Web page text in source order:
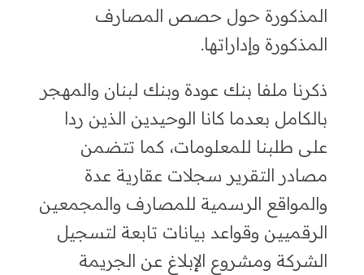
المذكورة حول حصص المصارف
المذكورة وإداراتها.
ذكرنا ملفا بنك عودة وبنك لبنان والمهجر
بالكامل بعدما كانا الوحيدين الذين ردا
على طلبنا للمعلومات، كما تتضمن
مصادر التقرير سجلات عقارية عدة
والمواقع الرسمية للمصارف والمجمعين
الرقميين وقواعد بيانات تابعة ل تسجيل
الشركة ومشروع الإبلاغ عن الجريمة